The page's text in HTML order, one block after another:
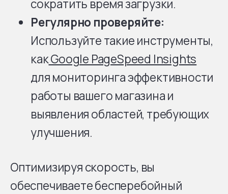
сократить время загрузки.
Регулярно проверяйте:
Используйте такие инструменты,
какGoogle PageSpeed Insights
для мониторинга эффективности
работы вашего магазина и
выявления областей, требующих
улучшения.
Оптимизируя скорость, вы
обеспечиваете бесперебойный